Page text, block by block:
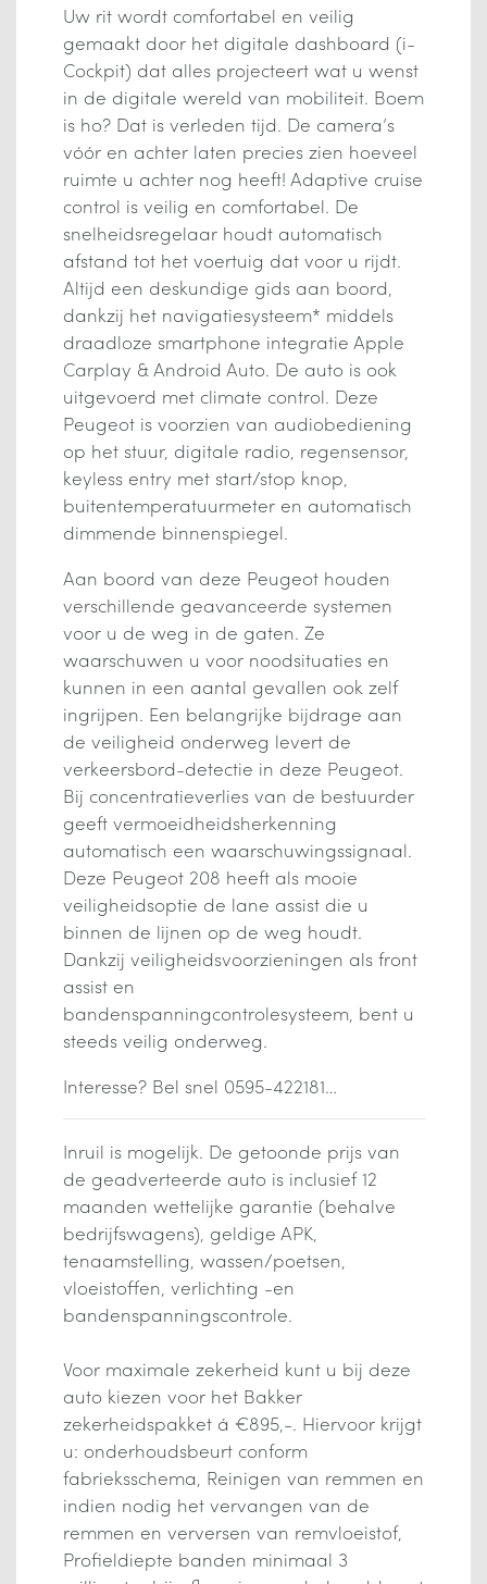
Uw rit wordt comfortabel en veilig
gemaakt door het digitale dashboard (i-
Cockpit) dat alles projecteert wat u wenst
in de digitale wereld van mobiliteit. Boem
is ho? Dat is verleden tijd. De camera’s
vóór en achter laten precies zien hoeveel
ruimte u achter nog heeft! Adaptive cruise
control is veilig en comfortabel. De
snelheidsregelaar houdt automatisch
afstand tot het voertuig dat voor u rijdt.
Altijd een deskundige gids aan boord,
dankzij het navigatiesysteem* middels
draadloze smartphone integratie Apple
Carplay & Android Auto. De auto is ook
uitgevoerd met climate control. Deze
Peugeot is voorzien van audiobediening
op het stuur, digitale radio, regensensor,
keyless entry met start/stop knop,
buitentemperatuurmeter en automatisch
dimmende binnenspiegel.
Aan boord van deze Peugeot houden
verschillende geavanceerde systemen
voor u de weg in de gaten. Ze
waarschuwen u voor noodsituaties en
kunnen in een aantal gevallen ook zelf
ingrijpen. Een belangrijke bijdrage aan
de veiligheid onderweg levert de
verkeersbord-detectie in deze Peugeot.
Bij concentratieverlies van de bestuurder
geeft vermoeidheidsherkenning
automatisch een waarschuwingssignaal.
Deze Peugeot 208 heeft als mooie
veiligheidsoptie de lane assist die u
binnen de lijnen op de weg houdt.
Dankzij veiligheidsvoorzieningen als front
assist en
bandenspanningcontrolesysteem, bent u
steeds veilig onderweg.
Interesse? Bel snel 0595-422181…
Inruil is mogelijk. De getoonde prijs van
de geadverteerde auto is inclusief 12
maanden wettelijke garantie (behalve
bedrijfswagens), geldige APK,
tenaamstelling, wassen/poetsen,
vloeistoffen, verlichting -en
bandenspanningscontrole.
Voor maximale zekerheid kunt u bij deze
auto kiezen voor het Bakker
zekerheidspakket á €895,-. Hiervoor krijgt
u: onderhoudsbeurt conform
fabrieksschema, Reinigen van remmen en
indien nodig het vervangen van de
remmen en verversen van remvloeistof,
Profieldiepte banden minimaal 3